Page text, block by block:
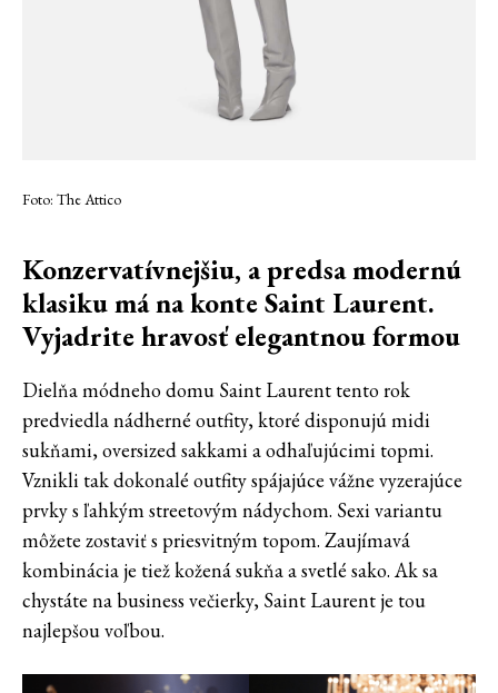
Foto: The Attico
Konzervatívnejšiu, a predsa modernú
klasiku má na konte Saint Laurent.
Vyjadrite hravosť elegantnou formou
Dielňa módneho domu Saint Laurent tento rok
predviedla nádherné outfity, ktoré disponujú midi
sukňami, oversized sakkami a odhaľujúcimi topmi.
Vznikli tak dokonalé outfity spájajúce vážne vyzerajúce
prvky s ľahkým streetovým nádychom. Sexi variantu
môžete zostaviť s priesvitným topom. Zaujímavá
kombinácia je tiež kožená sukňa a svetlé sako. Ak sa
chystáte na business večierky, Saint Laurent je tou
najlepšou voľbou.